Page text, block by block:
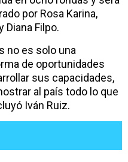
por Rosa Karina,
Diana Filpo.
no es solo una
de oportunidades
sus capacidades,
al país todo lo que
Iván Ruiz.